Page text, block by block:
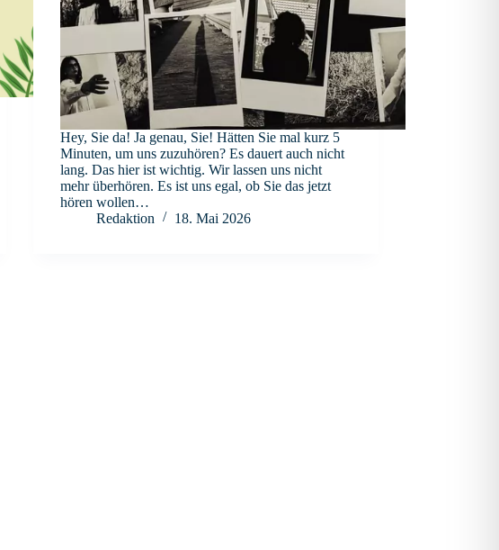
Hey, Sie da! Ja genau, Sie! Hätten Sie mal kurz 5
Minuten, um uns zuzuhören? Es dauert auch nicht
lang. Das hier ist wichtig. Wir lassen uns nicht
mehr überhören. Es ist uns egal, ob Sie das jetzt
hören wollen…
Redaktion
18. Mai 2026